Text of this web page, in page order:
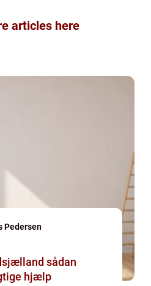
articles here
Pedersen
sådan
hjælp